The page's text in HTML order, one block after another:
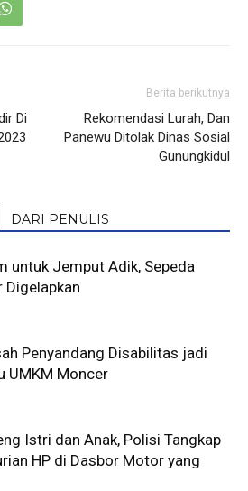
Di
Berita berikutnya
Rekomendasi Lurah, Dan
Panewu Ditolak Dinas Sosial
Gunungkidul
DARI PENULIS
untuk Jemput Adik, Sepeda
Digelapkan
Penyandang Disabilitas jadi
UMKM Moncer
Istri dan Anak, Polisi Tangkap
HP di Dasbor Motor yang